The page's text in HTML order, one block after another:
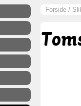
Forside /